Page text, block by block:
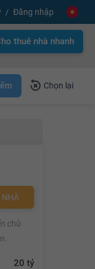
Đăng nhập
thuê nhà nhanh
Chọn lại
NHÀ
chủ
20 tỷ